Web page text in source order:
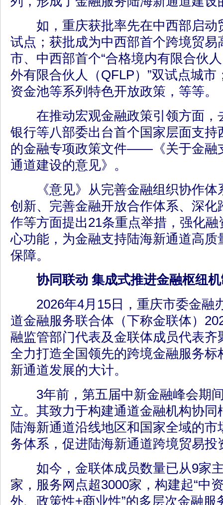
如，重庆获批率先在中西部启动
试点；获批成为中西部首个跨境贸易
市、中西部首个“合格境内有限合伙
外有限合伙人（QFLP）”双试点城
资金池等系列特色开放政策，等等。
在推动宏观金融政策引领方面，
银行等八部委出台首个国家层面支持
的金融专项政策文件——《关于金融
通道建设的意见》。
《意见》从完善金融组织协作体
创新、完善金融开放合作体系、深化
作等方面提出21条重点举措，强化
心功能，为金融支持陆海新通道高质
保障。
协同联动 集成式推进金融枢纽
2026年4月15日，重庆市委金融
道金融服务联合体（下称金联体）
融监管部门代表及金联体成员代表齐
全力打造全国领先的跨境金融服务标
新通道发展的大计。
3年前，第五届中新金融峰会期
立。其致力于构建通道金融机构协
陆海新通道沿线地区和国家全域的
务体系，促进陆海新通道跨境贸易投
如今，金联体成员数量已从9家主
家，服务网点超3000家，构建起“中
外、政策性+商业性”的多层次金融服